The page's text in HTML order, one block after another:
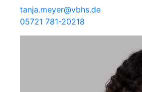
tanja.meyer@vbhs.de
05721 781-20218